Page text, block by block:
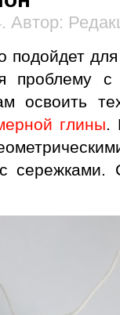
Автор:
проблему с
освоить
глины.
сережками.